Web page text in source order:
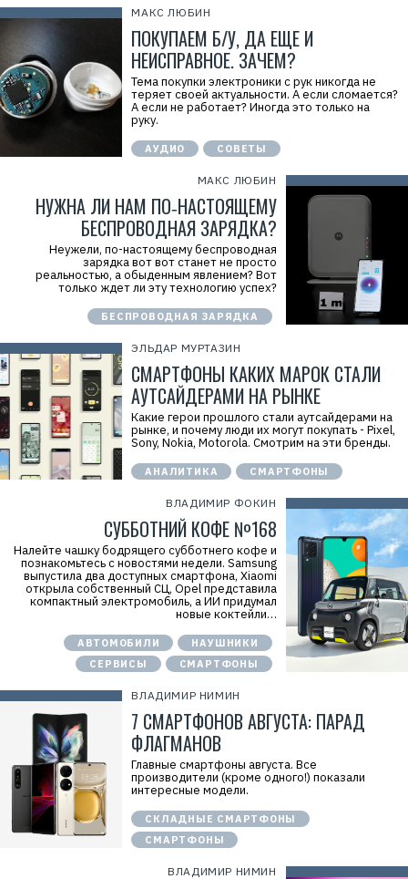
МАКС ЛЮБИН
ПОКУПАЕМ Б/У, ДА ЕЩЕ И
НЕИСПРАВНОЕ. ЗАЧЕМ?
Тема покупки электроники с рук никогда не
теряет своей актуальности. А если сломается?
А если не работает? Иногда это только на
руку.
АУДИО СОВЕТЫ
МАКС ЛЮБИН
НУЖНА ЛИ НАМ ПО‑НАСТОЯЩЕМУ
БЕСПРОВОДНАЯ ЗАРЯДКА?
Неужели, по-настоящему беспроводная
зарядка вот вот станет не просто
реальностью, а обыденным явлением? Вот
только ждет ли эту технологию успех?
БЕСПРОВОДНАЯ ЗАРЯДКА
ЭЛЬДАР МУРТАЗИН
СМАРТФОНЫ КАКИХ МАРОК СТАЛИ
АУТСАЙДЕРАМИ НА РЫНКЕ
Какие герои прошлого стали аутсайдерами на
рынке, и почему люди их могут покупать - Pixel,
Sony, Nokia, Motorola. Смотрим на эти бренды.
АНАЛИТИКА СМАРТФОНЫ
ВЛАДИМИР ФОКИН
СУББОТНИЙ КОФЕ №168
Налейте чашку бодрящего субботнего кофе и
познакомьтесь с новостями недели. Samsung
выпустила два доступных смартфона, Xiaomi
открыла собственный СЦ, Opel представила
компактный электромобиль, а ИИ придумал
новые коктейли…
АВТОМОБИЛИ
НАУШНИКИ
СЕРВИСЫ
СМАРТФОНЫ
ВЛАДИМИР НИМИН
7 СМАРТФОНОВ АВГУСТА: ПАРАД
ФЛАГМАНОВ
Главные смартфоны августа. Все
производители (кроме одного!) показали
интересные модели.
СКЛАДНЫЕ СМАРТФОНЫ
СМАРТФОНЫ
ВЛАДИМИР НИМИН